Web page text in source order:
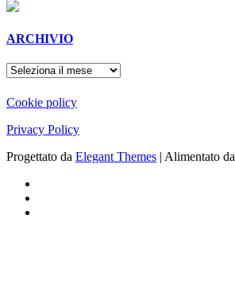
ARCHIVIO
ARCHIVIO
Cookie policy
Privacy Policy
Progettato da Elegant Themes | Alimentato da